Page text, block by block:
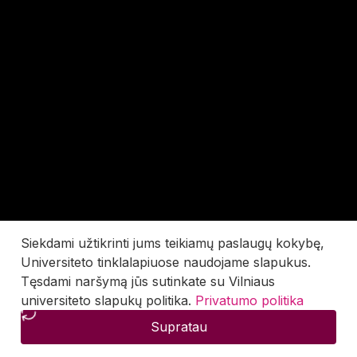
Siekdami užtikrinti jums teikiamų paslaugų kokybę,
Universiteto tinklalapiuose naudojame slapukus.
Tęsdami naršymą jūs sutinkate su Vilniaus
universiteto slapukų politika. Privatumo politika
Supratau